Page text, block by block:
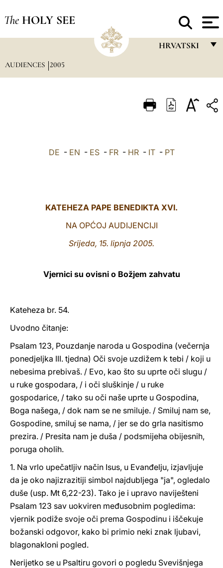
The HOLY SEE
HRVATSKI
ITALIANO
AUDIENCES 2005
DE - EN - ES- FR- HR- IT- PT
KATEHEZA PAPE BENEDIKTA XVI.
NA OPĆOJ AUDIJENCIJI
Srijeda, 15. lipnja 2005.
Vjernici su ovisni o Božjem zahvatu
Kateheza br. 54.
Uvodno čitanje:
Psalam 123, Pouzdanje naroda u Gospodina (večernja
ponedjeljka III. tjedna) Oči svoje uzdižem k tebi / koji u
nebesima prebivaš. / Evo, kao što su uprte oči slugu /
u ruke gospodara, / i oči sluškinje / u ruke
gospodarice, / tako su oči naše uprte u Gospodina,
Boga našega, / dok nam se ne smiluje. / Smiluj nam se,
Gospodine, smiluj se nama, / jer se do grla nasitismo
prezira. / Presita nam je duša / podsmijeha obijesnih,
poruga oholih.
1. Na vrlo upečatljiv način Isus, u Evanđelju, izjavljuje
da je oko najizrazitiji simbol najdubljega "ja", ogledalo
duše (usp. Mt 6,22-23). Tako je i upravo naviješteni
Psalam 123 sav uokviren međusobnim pogledima:
vjernik podiže svoje oči prema Gospodinu i iščekuje
božanski odgovor, kako bi primio neki znak ljubavi,
blagonakloni pogled.
Nerijetko se u Psaltiru govori o pogledu Svevišnjega